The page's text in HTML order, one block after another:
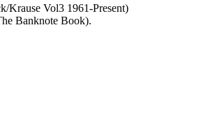
Krause Vol3 1961-Present)
Banknote Book).